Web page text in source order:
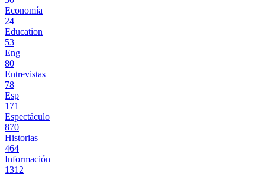
Economía
24
Education
53
Eng
80
Entrevistas
78
Esp
171
Espectáculo
870
Historias
464
Información
1312